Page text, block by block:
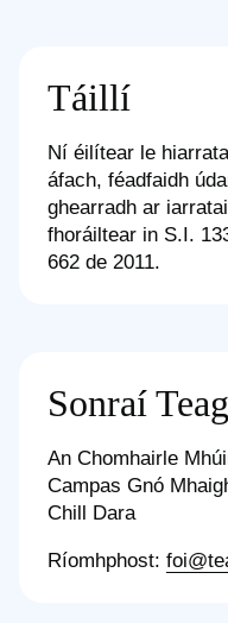
Táillí
Ní éilítear le
áfach, féadfaidh
ghearradh ar
fhoráiltear in S.I.
662 de 2011.
Sonraí
An Chomhairle
Campas Gnó
Chill Dara
Ríomhphost: